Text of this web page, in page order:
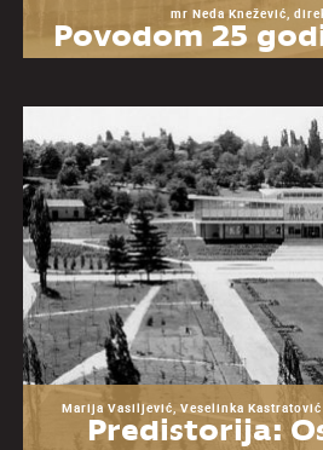
mr Neda Knežević,
Povodom 25
Marija Vasiljević, Veselinka
Predistorija: